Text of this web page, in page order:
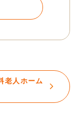
老人ホーム